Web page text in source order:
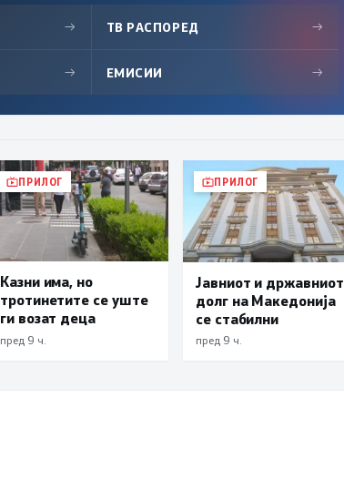
→ ТВ РАСПОРЕД →
→ ЕМИСИИ →
ПРИЛОГ
Казни има, но
тротинетите се уште
ги возат деца
пред 9 ч.
ПРИЛОГ
Јавниот и државниот
долг на Македонија
се стабилни
пред 9 ч.